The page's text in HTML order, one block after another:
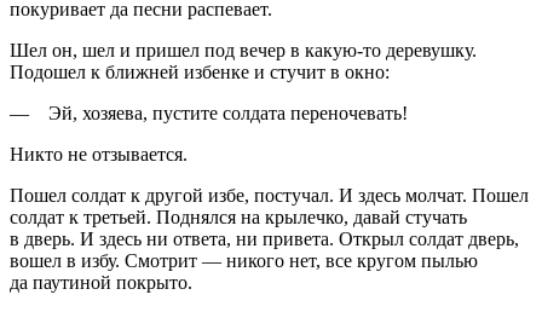
покуривает да песни распевает.
Шел он, шел и пришел под вечер в какую-то деревушку.
Подошел к ближней избенке и стучит в окно:
— Эй, хозяева, пустите солдата переночевать!
Никто не отзывается.
Пошел солдат к другой избе, постучал. И здесь молчат. Пошел
солдат к третьей. Поднялся на крылечко, давай стучать
в дверь. И здесь ни ответа, ни привета. Открыл солдат дверь,
вошел в избу. Смотрит — никого нет, все кругом пылью
да паутиной покрыто.